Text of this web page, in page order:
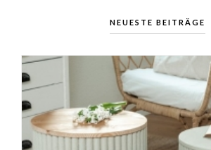
NEUESTE BEITRÄGE